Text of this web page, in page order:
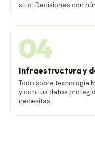
sitio. Decisiones con
04
Infraestructura y
Todo sobre tecnología
y con tus datos
necesitas.